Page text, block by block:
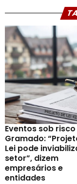
Eventos sob
Gramado:
Lei pode
setor”, dizem
empresários e
entidades